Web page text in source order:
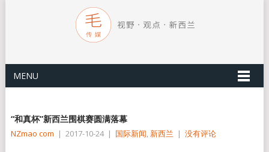
MENU
“和真杯”新西兰围棋赛圆满落幕
NZmao com | 2017-10-24 | 国际新闻, 新西兰 | 没有评论